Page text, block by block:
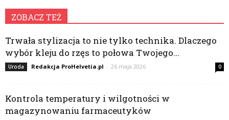
ZOBACZ TEŻ
Trwała stylizacja to nie tylko technika. Dlaczego
wybór kleju do rzęs to połowa Twojego...
Uroda Redakcja ProHelvetia.pl - 26 maja 2026 0
Kontrola temperatury i wilgotności w
magazynowaniu farmaceutyków